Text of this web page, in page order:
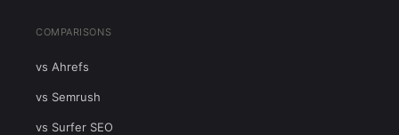
COMPARISONS
vs Ahrefs
vs Semrush
vs Surfer SEO